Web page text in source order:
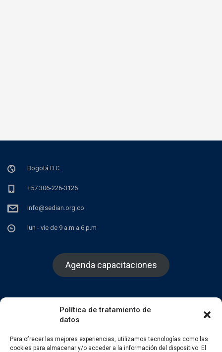
Política de tratamiento de
datos
Para ofrecer las mejores experiencias, utilizamos tecnologías como las
cookies para almacenar y/o acceder a la información del dispositivo. El
Bogotá D.C.
+57 306-226-3126
info@sedian.org.co
lun - vie de 9 a.m a 6 p.m
Agenda capacitaciones